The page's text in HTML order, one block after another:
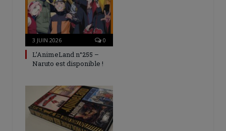
3 JUIN 2026 0
L’AnimeLand n°255 –
Naruto est disponible !